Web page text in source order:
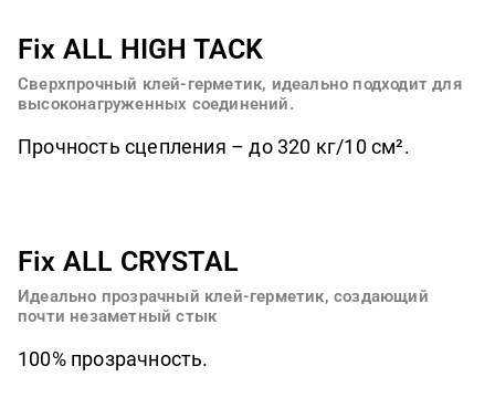
Fix ALL HIGH TACK
Сверхпрочный клей-герметик, идеально подходит для
высоконагруженных соединений.
Прочность сцепления – до 320 кг/10 см².
Fix ALL CRYSTAL
Идеально прозрачный клей-герметик, создающий
почти незаметный стык
100% прозрачность.